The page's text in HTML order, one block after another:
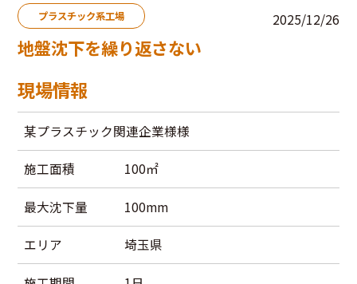
プラスチック系工場 2025/12/26
地盤沈下を繰り返さない
現場情報
某プラスチック関連企業様様
施工面積 100㎡
最大沈下量 100mm
エリア 埼玉県